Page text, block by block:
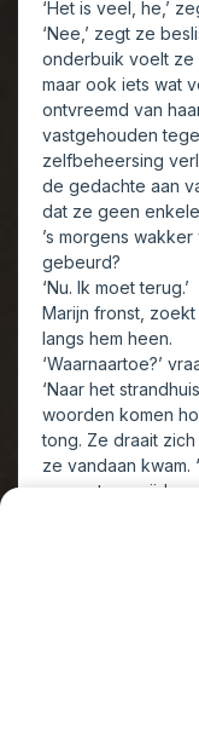
‘Het is veel, he,’
‘Nee,’ zegt ze
onderbuik voelt ze
maar ook iets wat
ontvreemd van
vastgehouden
zelfbeheersing
de gedachte aan
dat ze geen
’s morgens
gebeurd?
‘Nu. Ik moet terug.’
Marijn fronst,
langs hem heen.
‘Waarnaartoe?’
‘Naar het
woorden komen
tong. Ze draait
ze vandaan kwam.
ogen staan wijd
‘Het dringt nog
naar de witte
in de afgelopen
‘Ze ligt hier, Phi.
‘Nee, we moeten